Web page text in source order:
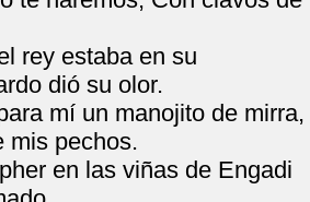
rey estaba en su
dió su olor.
mí un manojito de mirra,
mis pechos.
en las viñas de Engadi